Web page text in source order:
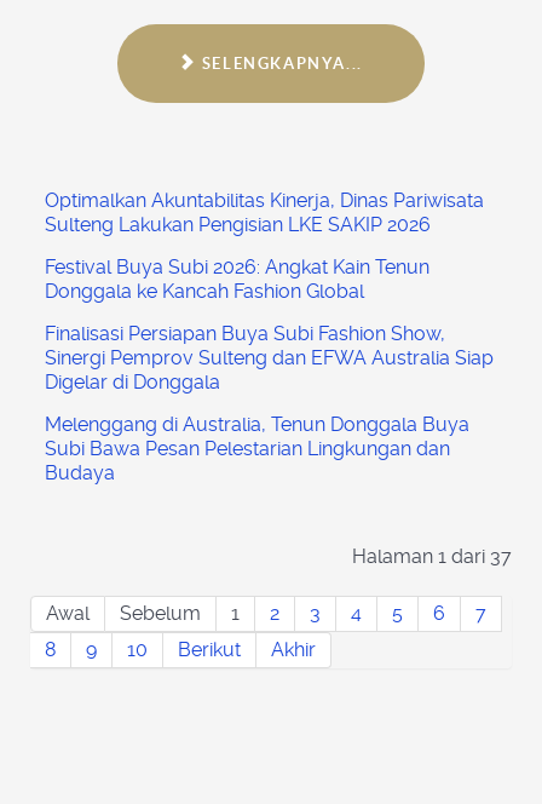
SELENGKAPNYA...
​Optimalkan Akuntabilitas Kinerja, Dinas Pariwisata
Sulteng Lakukan Pengisian LKE SAKIP 2026
Festival Buya Subi 2026: Angkat Kain Tenun
Donggala ke Kancah Fashion Global
Finalisasi Persiapan Buya Subi Fashion Show,
Sinergi Pemprov Sulteng dan EFWA Australia Siap
Digelar di Donggala
Melenggang di Australia, Tenun Donggala Buya
Subi Bawa Pesan Pelestarian Lingkungan dan
Budaya
Halaman 1 dari 37
Awal Sebelum 1 2 3 4 5 6
7
8
9 10 Berikut Akhir